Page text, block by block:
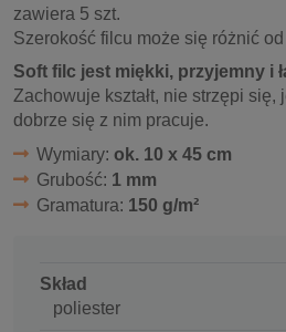
zawiera 5 szt.
Szerokość filcu może się różnić
Soft filc jest miękki, przyjemny i
Zachowuje kształt, nie strzępi się,
dobrze się z nim pracuje.
Wymiary: ok. 10 x 45 cm
Grubość: 1 mm
Gramatura: 150 g/m²
Skład
poliester